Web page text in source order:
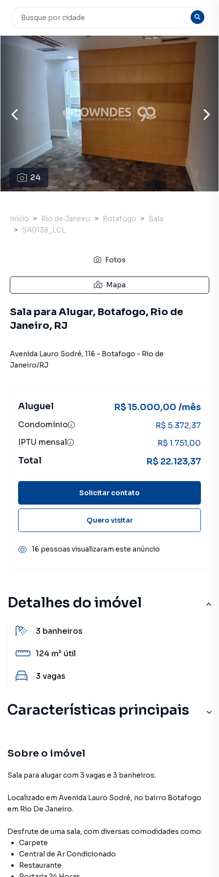
24
Detalhes do imóvel
3 banheiros
124 m² útil
3 vagas
Características principais
Portaria 24 Horas
Central de Ar Condicionado
Circuito Interno TV
Sobre o imóvel
Sala para alugar com 3 vagas e 3 banheiros.
Localizado em Avenida Lauro Sodré, no bairro Botafogo
em Rio De Janeiro.
Desfrute de uma sala, com diversas comodidades como:
Carpete
Central de Ar Condicionado
Restaurante
Início Rio de Janeiro Botafogo
Sala
SA0138_LCL
Fotos
Mapa
Sala para Alugar, Botafogo, Rio de
Janeiro, RJ
Avenida Lauro Sodré, 116 - Botafogo - Rio de
Janeiro/RJ
Aluguel R$ 15.000,00 /mês
Condomínio
R$ 5.372,37
IPTU mensal
R$ 1.751,00
Total R$ 22.123,37
Solicitar contato
Quero visitar
16 pessoas visualizaram este anúncio